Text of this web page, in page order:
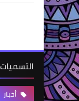
التسميات
أخبار